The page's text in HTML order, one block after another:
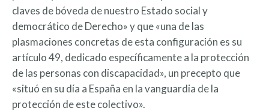
claves de bóveda de nuestro Estado social y
democrático de Derecho» y que «una de las
plasmaciones concretas de esta configuración es su
artículo 49, dedicado específicamente a la protección
de las personas con discapacidad», un precepto que
«situó en su día a España en la vanguardia de la
protección de este colectivo».